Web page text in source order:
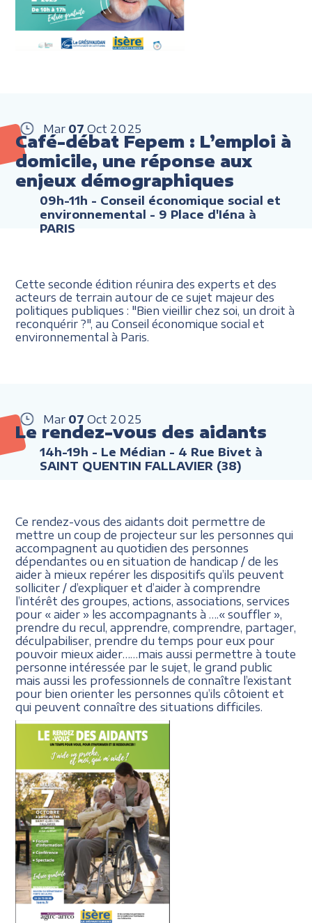
Mar 07 Oct 2025
Café-débat Fepem : L’emploi à
domicile, une réponse aux
enjeux démographiques
09h-11h - Conseil économique social et
environnemental - 9 Place d'Iéna à
PARIS
Cette seconde édition réunira des experts et des
acteurs de terrain autour de ce sujet majeur des
politiques publiques : "Bien vieillir chez soi, un droit à
reconquérir ?", au Conseil économique social et
environnemental à Paris.
Mar 07 Oct 2025
Le rendez-vous des aidants
14h-19h - Le Médian - 4 Rue Bivet à
SAINT QUENTIN FALLAVIER (38)
Ce rendez-vous des aidants doit permettre de
mettre un coup de projecteur sur les personnes qui
accompagnent au quotidien des personnes
dépendantes ou en situation de handicap / de les
aider à mieux repérer les dispositifs qu’ils peuvent
solliciter / d’expliquer et d’aider à comprendre
l’intérêt des groupes, actions, associations, services
pour « aider » les accompagnants à ….« souffler »,
prendre du recul, apprendre, comprendre, partager,
déculpabiliser, prendre du temps pour eux pour
pouvoir mieux aider……mais aussi permettre à toute
personne intéressée par le sujet, le grand public
mais aussi les professionnels de connaître l’existant
pour bien orienter les personnes qu’ils côtoient et
qui peuvent connaître des situations difficiles.